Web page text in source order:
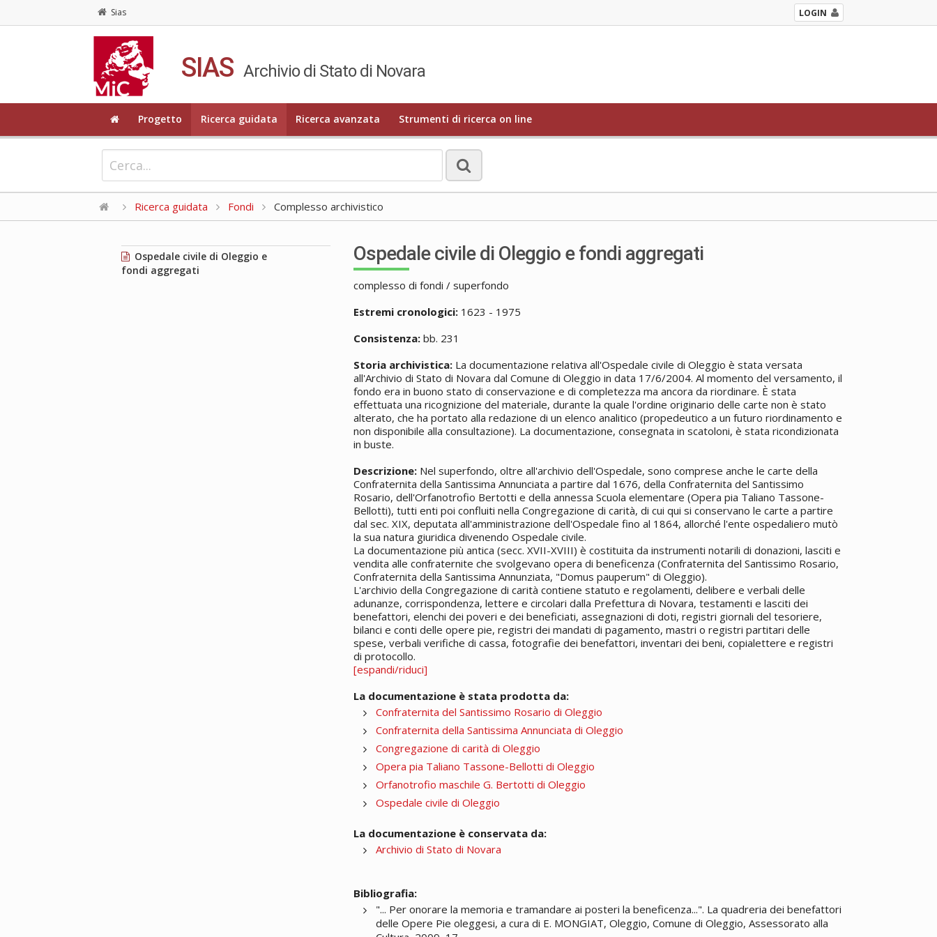
Sias LOGIN
SIAS Archivio di Stato di Novara
Progetto Ricerca guidata Ricerca avanzata Strumenti di ricerca on line
Ricerca guidata Fondi Complesso archivistico
Ospedale civile di Oleggio e
fondi aggregati
Ospedale civile di Oleggio e fondi aggregati
complesso di fondi / superfondo
Estremi cronologici: 1623 - 1975
Consistenza: bb. 231
Storia archivistica: La documentazione relativa all'Ospedale civile di Oleggio è stata versata
all'Archivio di Stato di Novara dal Comune di Oleggio in data 17/6/2004. Al momento del versamento, il
fondo era in buono stato di conservazione e di completezza ma ancora da riordinare. È stata
effettuata una ricognizione del materiale, durante la quale l'ordine originario delle carte non è stato
alterato, che ha portato alla redazione di un elenco analitico (propedeutico a un futuro riordinamento e
non disponibile alla consultazione). La documentazione, consegnata in scatoloni, è stata ricondizionata
in buste.
Descrizione: Nel superfondo, oltre all'archivio dell'Ospedale, sono comprese anche le carte della
Confraternita della Santissima Annunciata a partire dal 1676, della Confraternita del Santissimo
Rosario, dell'Orfanotrofio Bertotti e della annessa Scuola elementare (Opera pia Taliano Tassone-
Bellotti), tutti enti poi confluiti nella Congregazione di carità, di cui qui si conservano le carte a partire
dal sec. XIX, deputata all'amministrazione dell'Ospedale fino al 1864, allorché l'ente ospedaliero mutò
la sua natura giuridica divenendo Ospedale civile.
La documentazione più antica (secc. XVII-XVIII) è costituita da instrumenti notarili di donazioni, lasciti e
vendita alle confraternite che svolgevano opera di beneficenza (Confraternita del Santissimo Rosario,
Confraternita della Santissima Annunziata, "Domus pauperum" di Oleggio).
L'archivio della Congregazione di carità contiene statuto e regolamenti, delibere e verbali delle
adunanze, corrispondenza, lettere e circolari dalla Prefettura di Novara, testamenti e lasciti dei
benefattori, elenchi dei poveri e dei beneficiati, assegnazioni di doti, registri giornali del tesoriere,
bilanci e conti delle opere pie, registri dei mandati di pagamento, mastri o registri partitari delle
spese, verbali verifiche di cassa, fotografie dei benefattori, inventari dei beni, copialettere e registri
di protocollo.
[espandi/riduci]
La documentazione è stata prodotta da:
Confraternita del Santissimo Rosario di Oleggio
Confraternita della Santissima Annunciata di Oleggio
Congregazione di carità di Oleggio
Opera pia Taliano Tassone-Bellotti di Oleggio
Orfanotrofio maschile G. Bertotti di Oleggio
Ospedale civile di Oleggio
La documentazione è conservata da:
Archivio di Stato di Novara
Bibliografia:
"... Per onorare la memoria e tramandare ai posteri la beneficenza...". La quadreria dei benefattori
delle Opere Pie oleggesi, a cura di E. MONGIAT, Oleggio, Comune di Oleggio, Assessorato alla